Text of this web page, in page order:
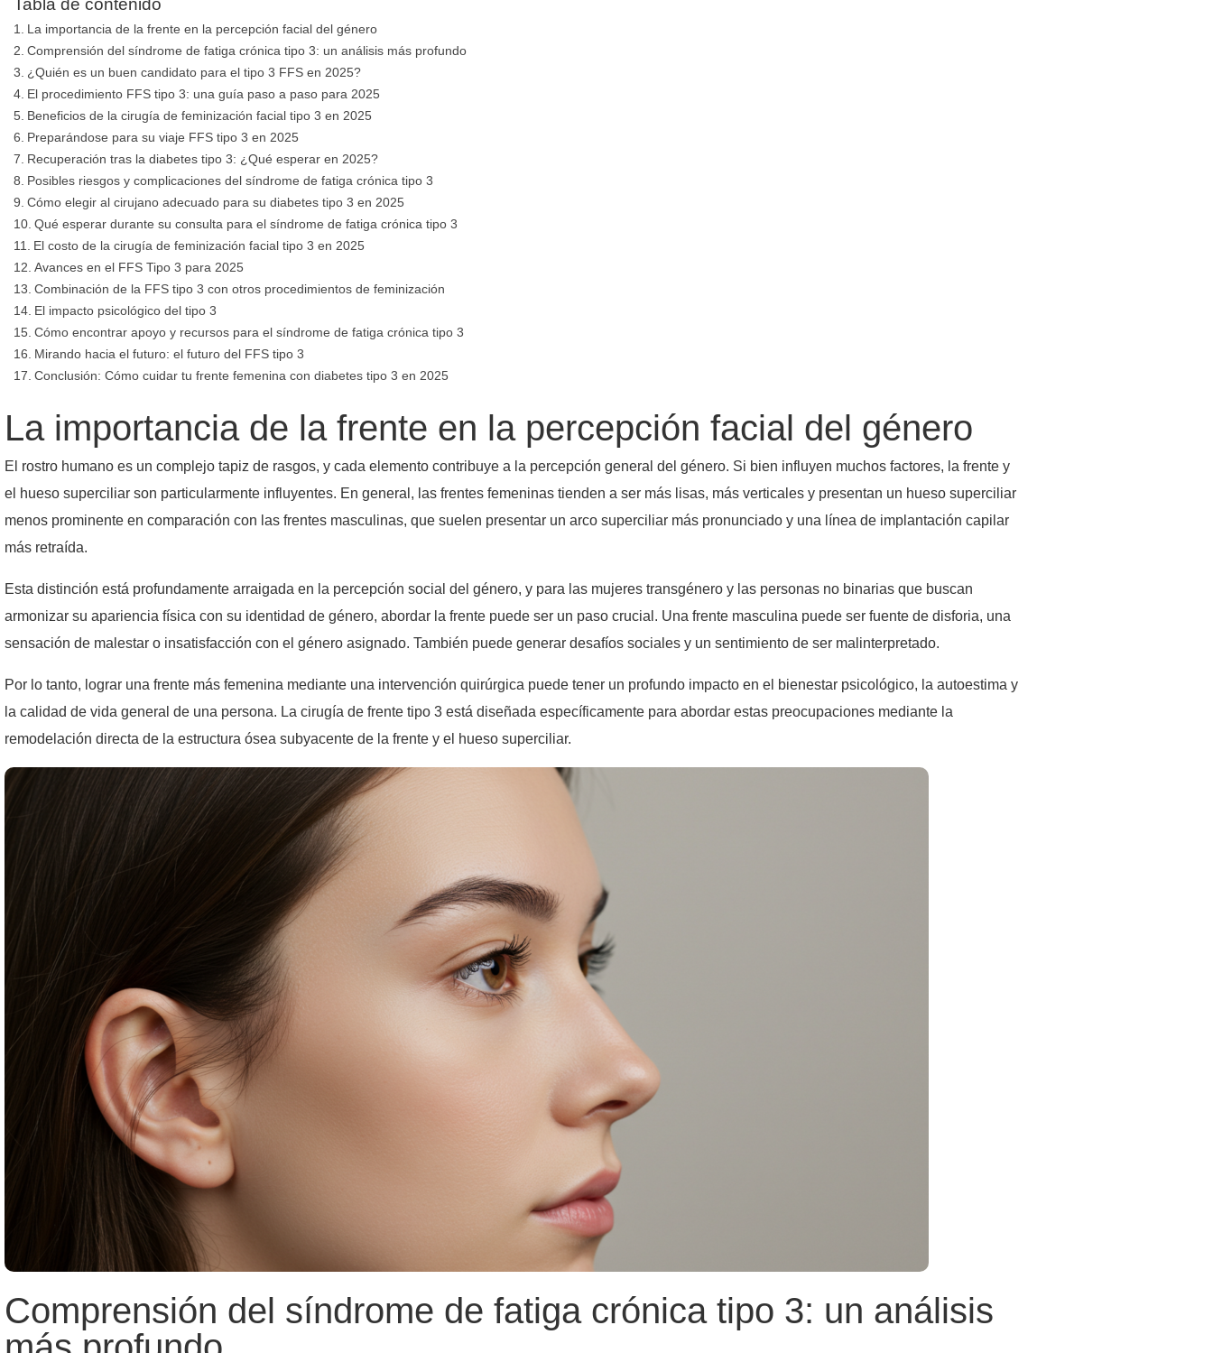
Tabla de contenido
La importancia de la frente en la percepción facial del género
Comprensión del síndrome de fatiga crónica tipo 3: un análisis más profundo
¿Quién es un buen candidato para el tipo 3 FFS en 2025?
El procedimiento FFS tipo 3: una guía paso a paso para 2025
Beneficios de la cirugía de feminización facial tipo 3 en 2025
Preparándose para su viaje FFS tipo 3 en 2025
Recuperación tras la diabetes tipo 3: ¿Qué esperar en 2025?
Posibles riesgos y complicaciones del síndrome de fatiga crónica tipo 3
Cómo elegir al cirujano adecuado para su diabetes tipo 3 en 2025
Qué esperar durante su consulta para el síndrome de fatiga crónica tipo 3
El costo de la cirugía de feminización facial tipo 3 en 2025
Avances en el FFS Tipo 3 para 2025
Combinación de la FFS tipo 3 con otros procedimientos de feminización
El impacto psicológico del tipo 3
Cómo encontrar apoyo y recursos para el síndrome de fatiga crónica tipo 3
Mirando hacia el futuro: el futuro del FFS tipo 3
Conclusión: Cómo cuidar tu frente femenina con diabetes tipo 3 en 2025
La importancia de la frente en la percepción facial del género
El rostro humano es un complejo tapiz de rasgos, y cada elemento contribuye a la percepción general del género. Si bien influyen muchos factores, la frente y
el hueso superciliar son particularmente influyentes. En general, las frentes femeninas tienden a ser más lisas, más verticales y presentan un hueso superciliar
menos prominente en comparación con las frentes masculinas, que suelen presentar un arco superciliar más pronunciado y una línea de implantación capilar
más retraída.
Esta distinción está profundamente arraigada en la percepción social del género, y para las mujeres transgénero y las personas no binarias que buscan
armonizar su apariencia física con su identidad de género, abordar la frente puede ser un paso crucial. Una frente masculina puede ser fuente de disforia, una
sensación de malestar o insatisfacción con el género asignado. También puede generar desafíos sociales y un sentimiento de ser malinterpretado.
Por lo tanto, lograr una frente más femenina mediante una intervención quirúrgica puede tener un profundo impacto en el bienestar psicológico, la autoestima y
la calidad de vida general de una persona. La cirugía de frente tipo 3 está diseñada específicamente para abordar estas preocupaciones mediante la
remodelación directa de la estructura ósea subyacente de la frente y el hueso superciliar.
Comprensión del síndrome de fatiga crónica tipo 3: un análisis